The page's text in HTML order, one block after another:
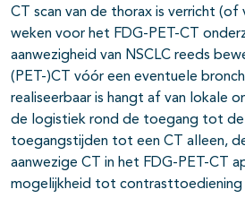
CT scan van de thorax is verricht (of
weken voor het FDG-PET-CT
aanwezigheid van NSCLC reeds
(PET-)CT vóór een eventuele
realiseerbaar is hangt af van lokale
de logistiek rond de toegang tot de
toegangstijden tot een CT alleen,
aanwezige CT in het FDG-PET-CT
mogelijkheid tot contrasttoediening